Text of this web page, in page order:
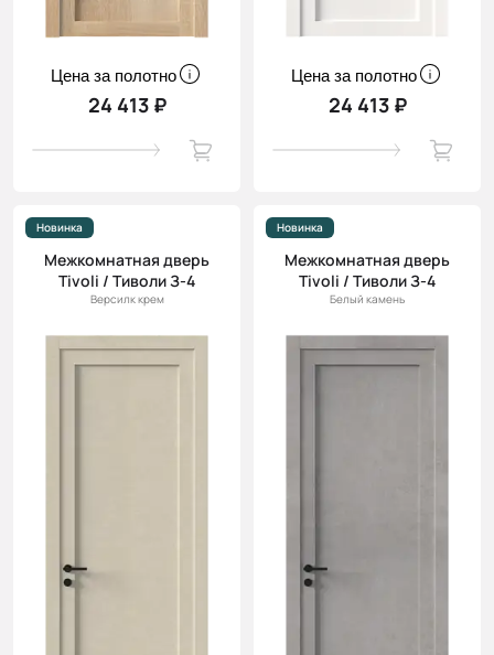
Цена за полотно
24 413 ₽
Цена за полотно
24 413 ₽
Новинка
Межкомнатная дверь
Tivoli / Тиволи З-4
Версилк крем
Новинка
Межкомнатная дверь
Tivoli / Тиволи З-4
Белый камень